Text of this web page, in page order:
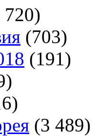
720)
(703)
(191)
(3 489)